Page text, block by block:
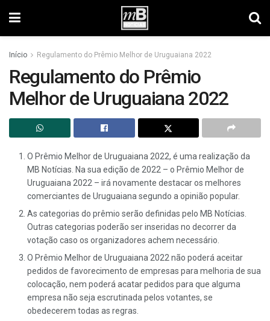
Início Regulamento do Prêmio Melhor de Uruguaiana 2022
Regulamento do Prêmio
Melhor de Uruguaiana 2022
O Prêmio Melhor de Uruguaiana 2022, é uma realização da
MB Notícias. Na sua edição de 2022 – o Prêmio Melhor de
Uruguaiana 2022 – irá novamente destacar os melhores
comerciantes de Uruguaiana segundo a opinião popular.
As categorias do prêmio serão definidas pelo MB Notícias.
Outras categorias poderão ser inseridas no decorrer da
votação caso os organizadores achem necessário.
O Prêmio Melhor de Uruguaiana 2022 não poderá aceitar
pedidos de favorecimento de empresas para melhoria de sua
colocação, nem poderá acatar pedidos para que alguma
empresa não seja escrutinada pelos votantes, se
obedecerem todas as regras.